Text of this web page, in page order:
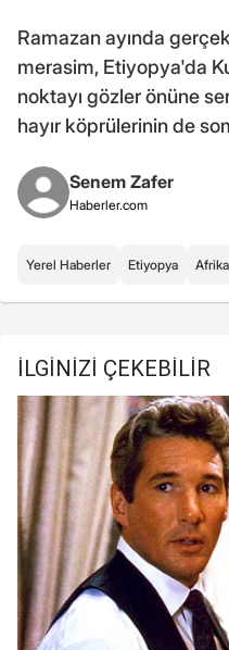
Ramazan ayında
merasim, Etiyopya'da
noktayı gözler önüne
hayır köprülerinin de
Senem Zafer
Haberler.com
Yerel Haberler Etiyopya Afrika